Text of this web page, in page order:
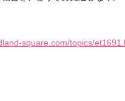
square.com/topics/